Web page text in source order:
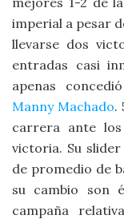
imperial a pesar
llevarse dos
entradas casi
apenas
Manny Machado.
carrera ante los
victoria. Su slider
de promedio de
su cambio son
campaña